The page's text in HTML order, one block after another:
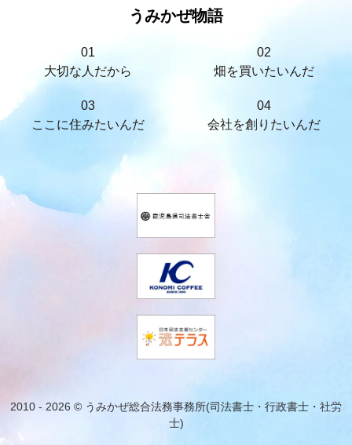
うみかぜ物語
01
大切な人だから
02
畑を買いたいんだ
03
ここに住みたいんだ
04
会社を創りたいんだ
2010 - 2026 © うみかぜ総合法務事務所(司法書士・行政書士・社労
士)